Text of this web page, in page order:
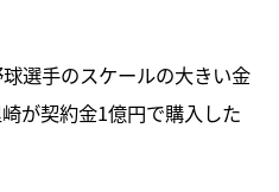
選手のスケールの大きい金
が契約金1億円で購入した